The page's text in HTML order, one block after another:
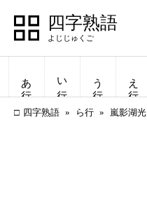
四字熟語
あ行 い行 う行 え行
四字熟語 ら行 嵐影湖光